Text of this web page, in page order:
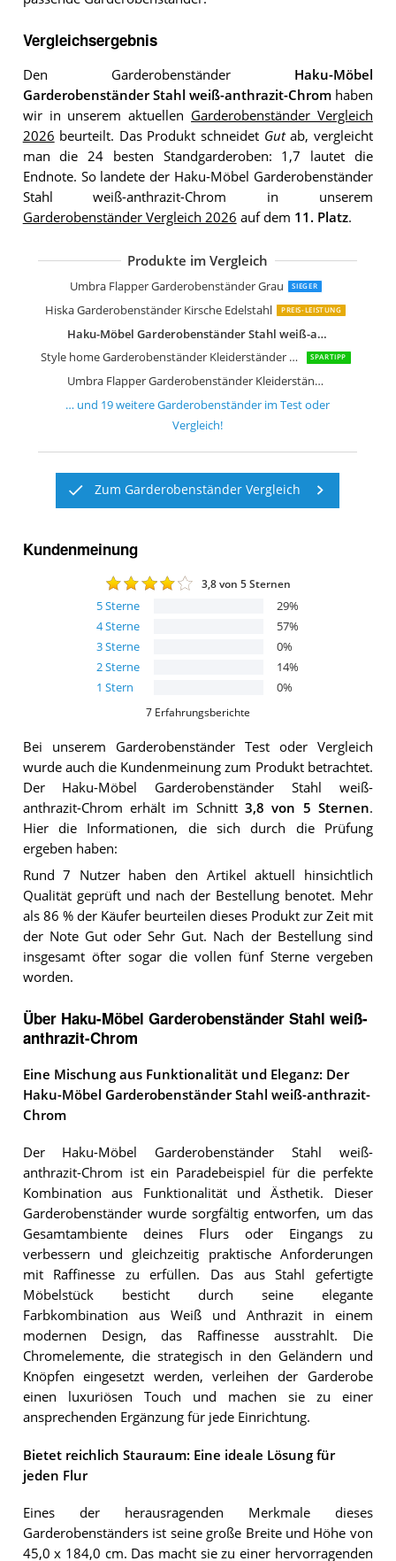
Vergleichsergebnis
Den Garderobenständer Haku-Möbel
Garderobenständer Stahl weiß-anthrazit-Chromhaben
wir in unserem aktuellen Garderobenständer Vergleich
2026 beurteilt. Das Produkt schneidet Gutab, vergleicht
man die 24 besten Standgarderoben: 1,7 lautet die
Endnote. So landete der Haku-Möbel Garderobenständer
Stahl weiß-anthrazit-Chrom in unserem
Garderobenständer Vergleich 2026 auf dem 11. Platz.
Produkte im Vergleich
Umbra Flapper Garderobenständer Grau SIEGER
Hiska Garderobenständer Kirsche Edelstahl PREIS-LEISTUNG
Haku-Möbel Garderobenständer Stahl weiß-anthrazit-Chrom
Style home Garderobenständer Kleiderständer 8 Haken
SPARTIPP
Umbra Flapper Garderobenständer Kleiderständer
SAM Garderobe Hakon aus Teakholz
SAM Garderobe Zalacca aus Teakholz
SAM Kleiderständer Tyke aus
Haku Möbel Garderobenständer
Haku-Möbel Haku Möbel
Paperflow Moderner
Jan Kurtz 494303 Kleiderständer
Jan Kurtz London Kleiderständer
Jan Kurtz Tree Kleiderständer
… und 19weitereGarderobenständer im Test oder
Vergleich!
Zum Garderobenständer Vergleich
Kundenmeinung
3,8von 5 Sternen
5Sterne 29%
4Sterne 57%
3Sterne 0%
2Sterne 14%
1 Stern 0%
7 Erfahrungsberichte
Bei unserem GarderobenständerTest oder Vergleich
wurde auch die Kundenmeinung zum Produkt betrachtet.
Der
Haku-Möbel Garderobenständer Stahl weiß-
anthrazit-Chrom erhält im Schnitt 3,8 von 5 Sternen.
Hier die Informationen, die sich durch die Prüfung
ergeben haben:
Rund 7 Nutzer haben den Artikel aktuell hinsichtlich
Qualität geprüft und nach der Bestellung benotet. Mehr
als 86 % der Käufer beurteilen dieses Produkt zur Zeit mit
der Note Gut oder Sehr Gut. Nach der Bestellung sind
insgesamt öfter sogar die vollen fünf Sterne vergeben
worden.
Über Haku-Möbel Garderobenständer Stahl weiß-
anthrazit-Chrom
Eine Mischung aus Funktionalität und Eleganz: Der
Haku-Möbel Garderobenständer Stahl weiß-anthrazit-
Chrom
Der Haku-Möbel Garderobenständer Stahl weiß-
anthrazit-Chrom ist ein Paradebeispiel für die perfekte
Kombination aus Funktionalität und Ästhetik. Dieser
Garderobenständer wurde sorgfältig entworfen, um das
Gesamtambiente deines Flurs oder Eingangs zu
verbessern und gleichzeitig praktische Anforderungen
mit Raffinesse zu erfüllen. Das aus Stahl gefertigte
Möbelstück besticht durch seine elegante
Farbkombination aus Weiß und Anthrazit in einem
modernen Design, das Raffinesse ausstrahlt. Die
Chromelemente, die strategisch in den Geländern und
Knöpfen eingesetzt werden, verleihen der Garderobe
einen luxuriösen Touch und machen sie zu einer
ansprechenden Ergänzung für jede Einrichtung.
Bietet reichlich Stauraum: Eine ideale Lösung für
jeden Flur
Eines der herausragenden Merkmale dieses
Garderobenständers ist seine große Breite und Höhe von
45,0 x 184,0 cm. Das macht sie zu einer hervorragenden